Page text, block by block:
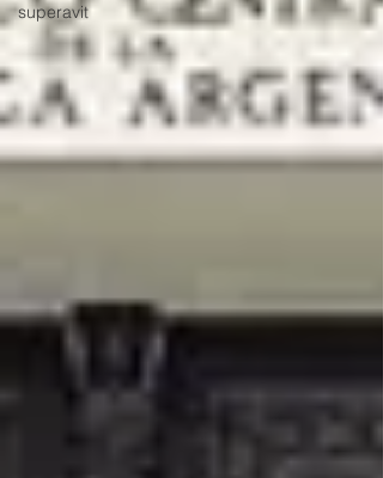
superavit